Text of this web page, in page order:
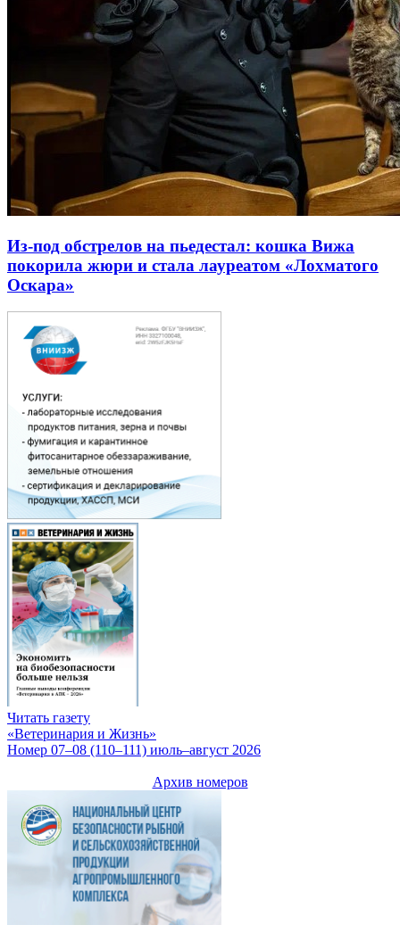
Из-под обстрелов на пьедестал: кошка Вижа
покорила жюри и стала лауреатом «Лохматого
Оскара»
Читать газету
«Ветеринария и Жизнь»
Номер 07–08 (110–111) июль–август 2026
Архив номеров